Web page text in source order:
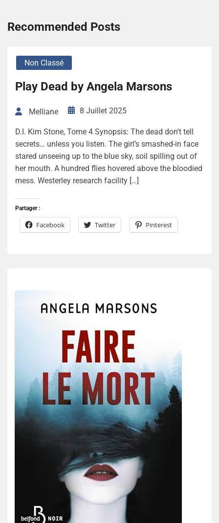
Recommended Posts
Non Classé
Play Dead by Angela Marsons
Melliane 8 Juillet 2025
D.I. Kim Stone, Tome 4 Synopsis: The dead don’t tell
secrets… unless you listen. The girl’s smashed-in face
stared unseeing up to the blue sky, soil spilling out of
her mouth. A hundred flies hovered above the bloodied
mess. Westerley research facility […]
Partager :
Facebook Twitter Pinterest